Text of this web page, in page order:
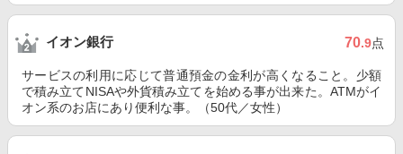
イオン銀行 70.9点
サービスの利用に応じて普通預金の金利が高くなること。少額
で積み立てNISAや外貨積み立てを始める事が出来た。ATMがイ
オン系のお店にあり便利な事。（50代／女性）